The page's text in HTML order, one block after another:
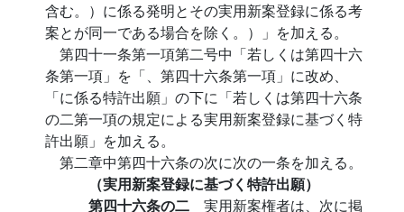
含む。）に係る発明とその実用新案登録に係る考
案とが同一である場合を除く。）」を加える。
第四十一条第一項第二号中「若しくは第四十六
条第一項」を「、第四十六条第一項」に改め、
「に係る特許出願」の下に「若しくは第四十六条
の二第一項の規定による実用新案登録に基づく特
許出願」を加える。
第二章中第四十六条の次に次の一条を加える。
（実用新案登録に基づく特許出願）
第四十六条の二 実用新案権者は、次に掲